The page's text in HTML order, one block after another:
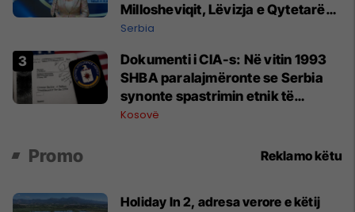
Millosheviqit, Lëvizja e Qytetarëve
të Lirë në Serbi kërkon shkarkimin
Paunoviq
Serbia
Dokumenti i CIA-s: Në vitin 1993
SHBA paralajmëronte se Serbia
synonte spastrimin etnik të
Kosovës dhe destabilizimin e
Kosovë
Promo Reklamo këtu
Holiday In 2, adresa verore e këtij